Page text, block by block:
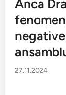
Anca
27.11.2024